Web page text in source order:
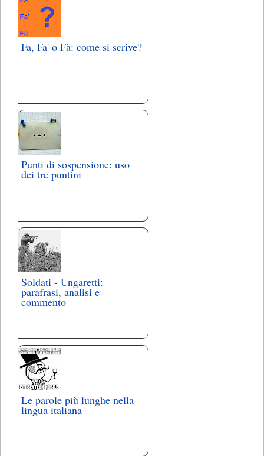
Fa, Fa' o Fà: come si scrive?
Punti di sospensione: uso
dei tre puntini
Soldati - Ungaretti:
parafrasi, analisi e
commento
Le parole più lunghe nella
lingua italiana